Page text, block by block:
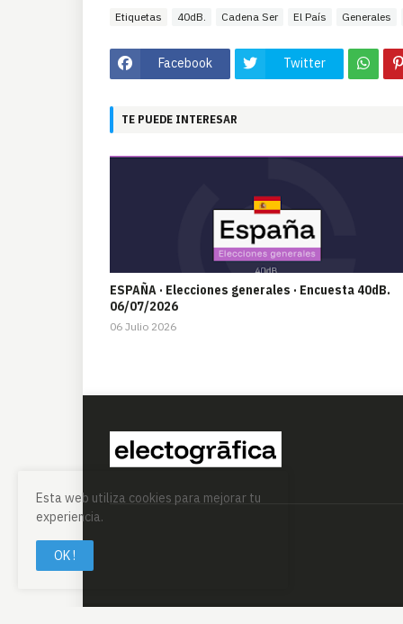
Etiquetas 40dB. Cadena Ser El País Generales
Facebook Twitter
TE PUEDE INTERESAR
ESPAÑA · Elecciones generales · Encuesta 40dB.
06/07/2026
06 Julio 2026
Esta web utiliza cookies para mejorar tu
experiencia.
OK !